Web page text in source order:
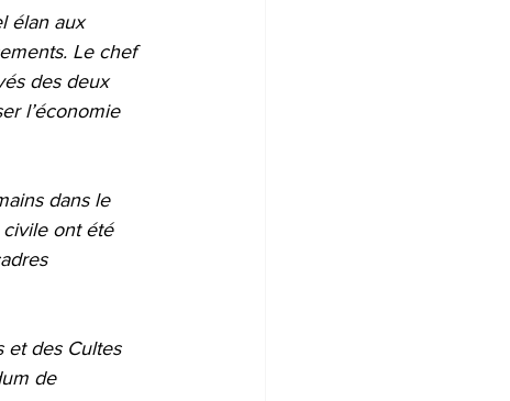
élan aux
Le chef
des deux
l’économie
dans le
civile ont été
et des Cultes
de